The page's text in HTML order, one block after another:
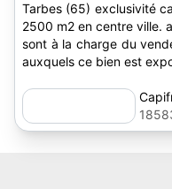
Tarbes (65) exclusivité
2500 m2 en centre ville.
sont à la charge du vendeur. les informations sur les
auxquels ce bien est